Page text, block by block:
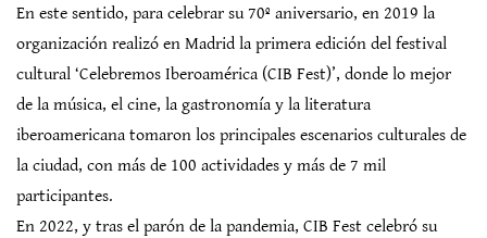
En este sentido, para celebrar su 70º aniversario, en 2019 la
organización realizó en Madrid la primera edición del festival
cultural ‘Celebremos Iberoamérica (CIB Fest)’, donde lo mejor
de la música, el cine, la gastronomía y la literatura
iberoamericana tomaron los principales escenarios culturales de
la ciudad, con más de 100 actividades y más de 7 mil
participantes.
En 2022, y tras el parón de la pandemia, CIB Fest celebró su